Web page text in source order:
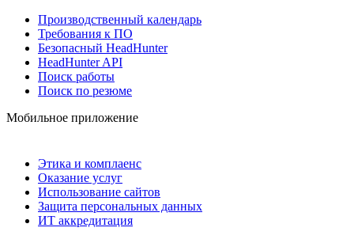
Производственный календарь
Требования к ПО
Безопасный HeadHunter
HeadHunter API
Поиск работы
Поиск по резюме
Мобильное приложение
Этика и комплаенс
Оказание услуг
Использование сайтов
Защита персональных данных
ИТ аккредитация